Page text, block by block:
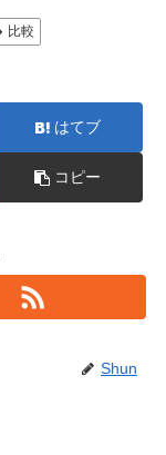
比較
はてブ
コピー
Shun